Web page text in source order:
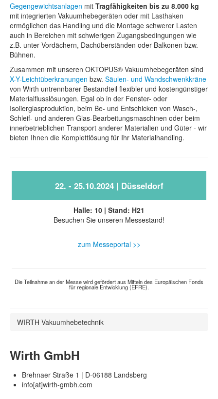
Gegengewichtsanlagen mit Tragfähigkeiten bis zu 8.000 kg
mit integrierten Vakuumhebegeräten oder mit Lasthaken
ermöglichen das Handling und die Montage schwerer Lasten
auch in Bereichen mit schwierigen Zugangsbedingungen wie
z.B. unter Vordächern, Dachüberständen oder Balkonen bzw.
Bühnen.
Zusammen mit unseren OKTOPUS® Vakuumhebegeräten sind
X-Y-Leichtüberkranungen bzw. Säulen- und Wandschwenkkräne
von Wirth untrennbarer Bestandteil flexibler und kostengünstiger
Materialflusslösungen. Egal ob in der Fenster- oder
Isolierglasproduktion, beim Be- und Entschicken von Wasch-,
Schleif- und anderen Glas-Bearbeitungsmaschinen oder beim
innerbetrieblichen Transport anderer Materialien und Güter - wir
bieten Ihnen die Komplettlösung für Ihr Materialhandling.
22. - 25.10.2024 | Düsseldorf
Halle: 10 | Stand: H21
Besuchen Sie unseren Messestand!
zum Messeportal >>
Die Teilnahme an der Messe wird gefördert aus Mitteln des Europäischen Fonds
für regionale Entwicklung (EFRE).
WIRTH Vakuumhebetechnik
Wirth GmbH
Brehnaer Straße 1 | D-06188 Landsberg
info[at]wirth-gmbh.com